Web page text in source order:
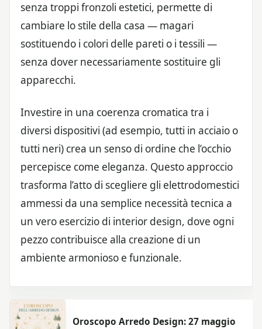
senza troppi fronzoli estetici, permette di
cambiare lo stile della casa — magari
sostituendo i colori delle pareti o i tessili —
senza dover necessariamente sostituire gli
apparecchi.
Investire in una coerenza cromatica tra i
diversi dispositivi (ad esempio, tutti in acciaio o
tutti neri) crea un senso di ordine che l’occhio
percepisce come eleganza. Questo approccio
trasforma l’atto di scegliere gli elettrodomestici
ammessi da una semplice necessità tecnica a
un vero esercizio di interior design, dove ogni
pezzo contribuisce alla creazione di un
ambiente armonioso e funzionale.
Oroscopo Arredo Design: 27 maggio